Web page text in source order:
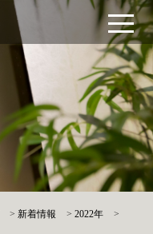
>新着情報 >2022年
>